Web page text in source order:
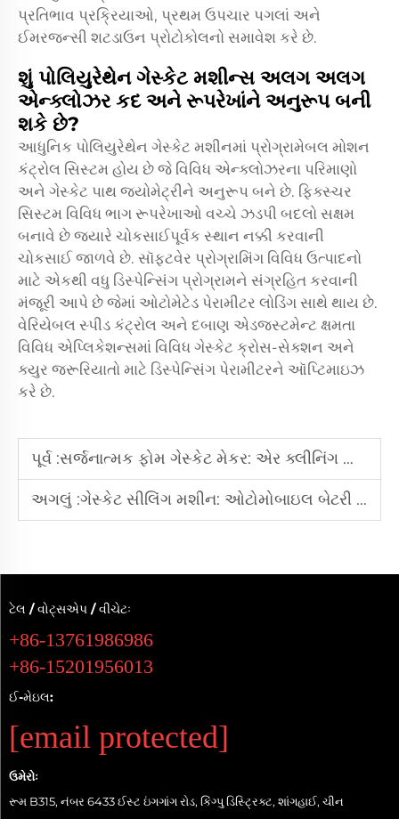
પ્રતિભાવ પ્રક્રિયાઓ, પ્રથમ ઉપચાર પગલાં અને
ઈમરજન્સી શટડાઉન પ્રોટોકોલનો સમાવેશ કરે છે.
શું પોલિયુરેથેન ગેસ્કેટ મશીન્સ અલગ અલગ
એન્ક્લોઝર કદ અને રૂપરેખાંને અનુરૂપ બની
શકે છે?
આધુનિક પોલિયુરેથેન ગેસ્કેટ મશીનમાં પ્રોગ્રામેબલ મોશન
કંટ્રોલ સિસ્ટમ હોય છે જે વિવિધ એન્ક્લોઝરના પરિમાણો
અને ગેસ્કેટ પાથ જ્યોમેટ્રીને અનુરૂપ બને છે. ફિક્સ્ચર
સિસ્ટમ વિવિધ ભાગ રૂપરેખાઓ વચ્ચે ઝડપી બદલો સક્ષમ
બનાવે છે જ્યારે ચોકસાઈપૂર્વક સ્થાન નક્કી કરવાની
ચોકસાઈ જાળવે છે. સૉફ્ટવેર પ્રોગ્રામિંગ વિવિધ ઉત્પાદનો
માટે એકથી વધુ ડિસ્પેન્સિંગ પ્રોગ્રામને સંગ્રહિત કરવાની
મંજૂરી આપે છે જેમાં ઓટોમેટેડ પેરામીટર લોડિંગ સાથે થાય છે.
વેરિયેબલ સ્પીડ કંટ્રોલ અને દબાણ એડજસ્ટમેન્ટ ક્ષમતા
વિવિધ એપ્લિકેશન્સમાં વિવિધ ગેસ્કેટ ક્રોસ-સેક્શન અને
ક્યુર જરૂરિયાતો માટે ડિસ્પેન્સિંગ પેરામીટરને ઑપ્ટિમાઇઝ
કરે છે.
પૂર્વ :સર્જનાત્મક ફોમ ગેસ્કેટ મેકર: એર ક્લીનિંગ ફિલ્ટર માટે સીલિંગની જરૂરિયાતોને પૂર્ણ કરવી
અગલું :ગેસ્કેટ સીલિંગ મશીન: ઓટોમોબાઇલ બેટરી કવર માટે સીલિંગ પ્રક્રિયાઓનું અનુકૂળન
ટેલ / વોટ્સએપ / વીચેટઃ
+86-13761986986
+86-15201956013
ઈ-મેઇલ:
[email protected]
ઉમેરોઃ
રૂમ B315, નંબર 6433 ઈસ્ટ ઇંગગાંગ રોડ, કિંગ્પુ ડિસ્ટ્રિક્ટ, શાંગહાઈ, ચીન